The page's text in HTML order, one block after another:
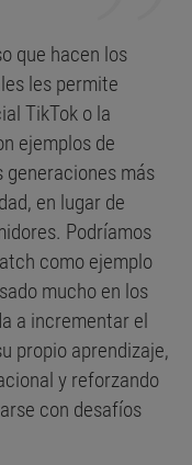
que hacen los
les permite
TikTok o la
ejemplos de
generaciones más
en lugar de
Podríamos
como ejemplo
mucho en los
a incrementar el
propio aprendizaje,
y reforzando
con desafíos